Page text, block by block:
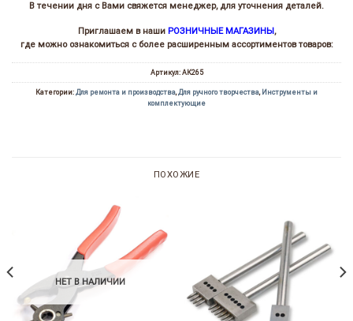
В течении дня с Вами свяжется менеджер, для уточнения деталей.
Приглашаем в наши РОЗНИЧНЫЕ МАГАЗИНЫ,
где можно ознакомиться с более расширенным ассортиментов товаров:
Артикул: АК265
Категории: Для ремонта и производства,Для ручного творчества, Инструменты и
комплектующие
ПОХОЖИЕ
НЕТ В НАЛИЧИИ